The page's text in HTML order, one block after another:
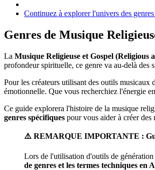
Continuez à explorer l'univers des
Genres de Musique
La Musique Religieuse et Gospel (Religious
profondeur spirituelle, ce genre va au-delà des
Pour les créateurs utilisant des outils musicaux
émotionnelle. Que vous recherchiez l'énergie
Ce guide explorera l'histoire de la musique
genres spécifiques pour vous aider à créer
⚠️ REMARQUE IMPORTANTE :
Lors de l'utilisation d'outils de
de genres et les termes techniques